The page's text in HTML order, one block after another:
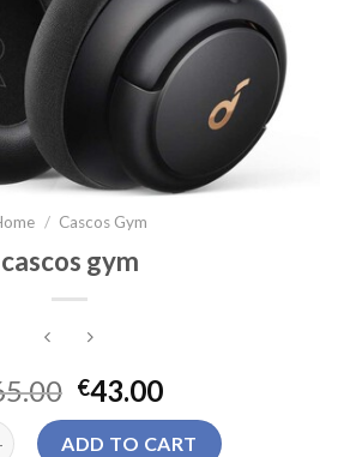
/ Cascos Gym
cascos gym
€43.00
quantityADD TO CART